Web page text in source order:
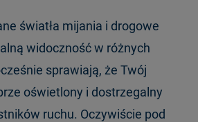
światła mijania i drogowe
widoczność w różnych
sprawiają, że Twój
oświetlony i dostrzegalny
ruchu. Oczywiście pod